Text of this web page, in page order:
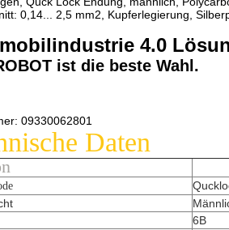
0,14... 2,5 mm2, Kupferlegierung,
4.0
ist die beste Wahl.
09330062801
Daten
6B